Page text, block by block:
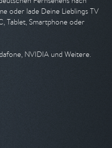
oder lade Deine Lieblings TV
Tablet, Smartphone oder
NVIDIA und Weitere.